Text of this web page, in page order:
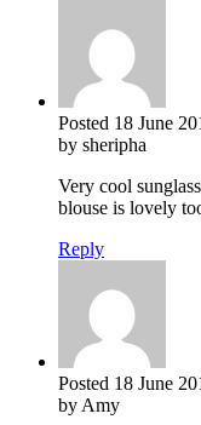
Posted 18 June
by sheripha
Very cool
blouse is lovely
Reply
Posted 18 June
by Amy